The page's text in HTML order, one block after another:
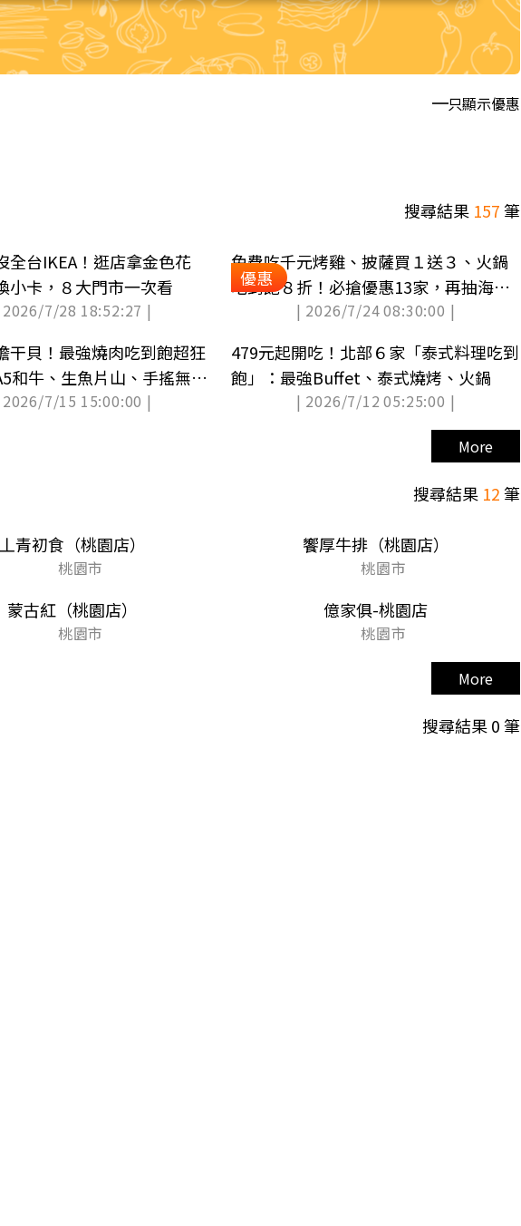
只顯示優惠
搜尋結果 157筆
全台IKEA！逛店拿金色花
小卡，８大門市一次看
7/28 18:52:27 |
優惠
免費吃千元烤雞、披薩買１送３、火鍋
吃到飽８折！必搶優惠13家，再抽海景
旅宿（中獎更新）
| 2026/7/24 08:30:00 |
干貝！最強燒肉吃到飽超狂
和牛、生魚片山、手搖無限
布）7/15 15:00:00 |
479元起開吃！北部６家「泰式料理吃到
飽」：最強Buffet、泰式燒烤、火鍋
| 2026/7/12 05:25:00 |
More
搜尋結果 12筆
丄青初食（桃園店）
桃園市
饗厚牛排（桃園店）
桃園市
蒙古紅（桃園店）
桃園市
億家俱-桃園店
桃園市
More
搜尋結果0筆